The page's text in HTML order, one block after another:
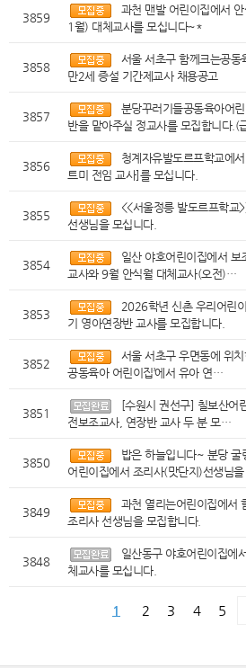
3859
과천 맨발 어린이집에서
1월) 대체교사를 모십니다~*
3858
서울 서초구 함께크는공동
만2세 증설 기간제교사 채용공고
3857
분당꾸러기들공동육아어
반을 맡아주실 정교사를 모집합니다.(
3856
청계자유발도르프학교에
트미 전임 교사]를 모십니다.
3855
<<서울정릉 발도르프학교
선생님을 모십니다.
3854
일산 야호어린이집에서 보
교사와 9월 안식월 대체교사(오전)…
3853
2026학년 신촌 우리어린
기 영아연장반 교사를 모집합니다.
3852
서울 서초구 우면동에 위치
공동육아 어린이집’에서 유아 연…
3851
[수원시 권선구] 칠보산어
전보조교사, 연장반 교사 두 분 모…
3850
밥은 하늘입니다~ 분당 굴
어린이집에서 조리사(맛단지)선생님
3849
과천 열리는어린이집에서
조리사 선생님을 모집합니다.
3848
일산동구 야호어린이집에
체교사를 모십니다.
1 2 3 4 5